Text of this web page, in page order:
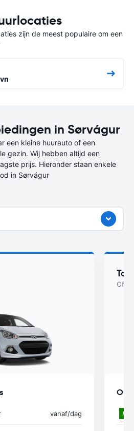
zijn de meest populaire om een
in Sørvágur
een kleine huurauto of een
gezin. Wij hebben altijd een
prijs. Hieronder staan enkele
in Sørvágur
vanaf/dag
Of